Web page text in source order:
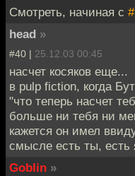
Смотреть, начиная с
head »
#40 | 25.12.03 00:45
насчет косяков еще...
в pulp fiction, когда
"что теперь насчет
больше ни тебя ни
кажется он имел
смысле есть ты, есть
Goblin »